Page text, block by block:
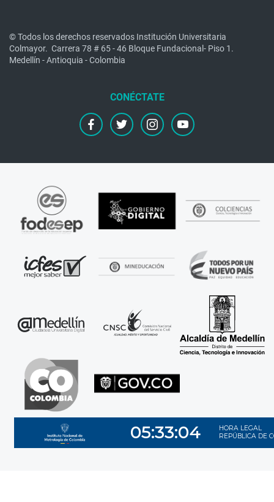
© Todos los derechos reservados Institución Universitaria
Colmayor. Carrera 78 # 65 - 46 Bloque Fundacional- Piso 1.
Medellín - Antioquia - Colombia
facebooktwitter instagramyoutube